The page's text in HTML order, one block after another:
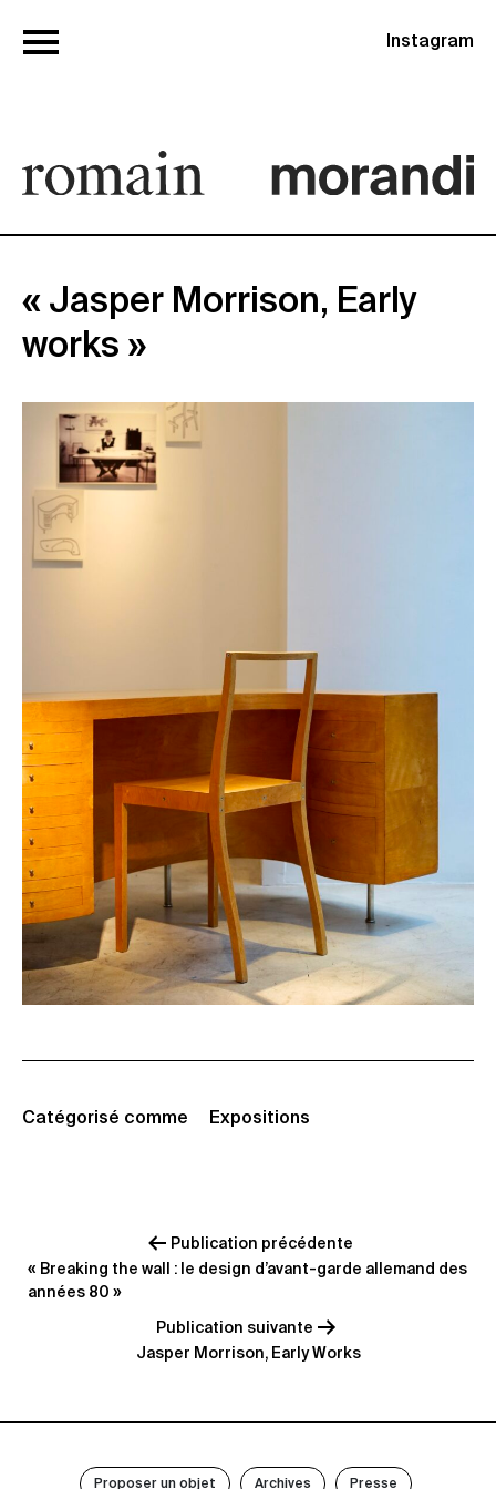
Instagram
« Jasper Morrison, Early
works »
Catégorisé comme Expositions
Publication précédente
« Breaking the wall : le design d’avant-garde allemand des
années 80 »
Publication suivante
Jasper Morrison, Early Works
Proposer un objet Archives Presse